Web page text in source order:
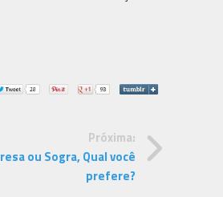
Próxima:
ou Sogra, Qual você
prefere?